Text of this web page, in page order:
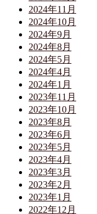
2024年11月
2024年10月
2024年9月
2024年8月
2024年5月
2024年4月
2024年1月
2023年11月
2023年10月
2023年8月
2023年6月
2023年5月
2023年4月
2023年3月
2023年2月
2023年1月
2022年12月